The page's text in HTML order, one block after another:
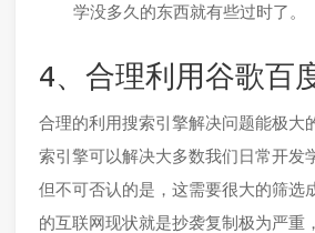
学没多久的东西就有些过时了。
4、合理利用谷歌百
合理的利用搜索引擎解决问题能极大
索引擎可以解决大多数我们日常开发
但不可否认的是，这需要很大的筛选
的互联网现状就是抄袭复制极为严重